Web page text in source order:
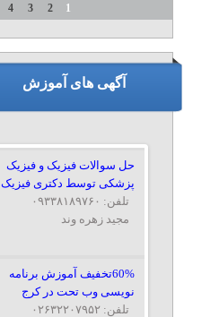
1
2
3
4
آگهی های آموزش
حل سوالات فیزیک و فیزیک
پزشکی توسط دکتری فیزیک
مجید زهره وند
تلفن: ۰۹۳۳۸۱۸۹۷۶۰
60%تخفیف آموزش برنامه
نویسی وب تحت در کرج
تلفن: ۰۲۶۳۲۲۰۷۹۵۲